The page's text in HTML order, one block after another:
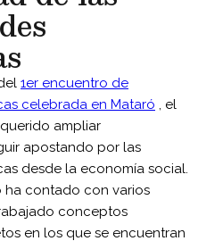
1er encuentro de
celebrada en Mataró , el
ampliar
apostando por las
desde la economía social.
ha contado con varios
conceptos
en los que se encuentran